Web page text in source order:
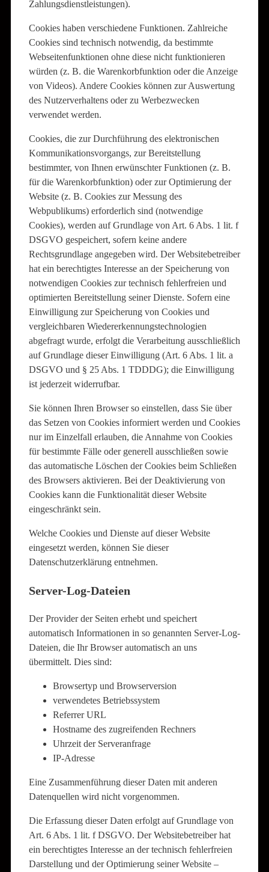
Zahlungsdienstleistungen).
Cookies haben verschiedene Funktionen. Zahlreiche
Cookies sind technisch notwendig, da bestimmte
Webseitenfunktionen ohne diese nicht funktionieren
würden (z. B. die Warenkorbfunktion oder die Anzeige
von Videos). Andere Cookies können zur Auswertung
des Nutzerverhaltens oder zu Werbezwecken
verwendet werden.
Cookies, die zur Durchführung des elektronischen
Kommunikationsvorgangs, zur Bereitstellung
bestimmter, von Ihnen erwünschter Funktionen (z. B.
für die Warenkorbfunktion) oder zur Optimierung der
Website (z. B. Cookies zur Messung des
Webpublikums) erforderlich sind (notwendige
Cookies), werden auf Grundlage von Art. 6 Abs. 1 lit. f
DSGVO gespeichert, sofern keine andere
Rechtsgrundlage angegeben wird. Der Websitebetreiber
hat ein berechtigtes Interesse an der Speicherung von
notwendigen Cookies zur technisch fehlerfreien und
optimierten Bereitstellung seiner Dienste. Sofern eine
Einwilligung zur Speicherung von Cookies und
vergleichbaren Wiedererkennungstechnologien
abgefragt wurde, erfolgt die Verarbeitung ausschließlich
auf Grundlage dieser Einwilligung (Art. 6 Abs. 1 lit. a
DSGVO und § 25 Abs. 1 TDDDG); die Einwilligung
ist jederzeit widerrufbar.
Sie können Ihren Browser so einstellen, dass Sie über
das Setzen von Cookies informiert werden und Cookies
nur im Einzelfall erlauben, die Annahme von Cookies
für bestimmte Fälle oder generell ausschließen sowie
das automatische Löschen der Cookies beim Schließen
des Browsers aktivieren. Bei der Deaktivierung von
Cookies kann die Funktionalität dieser Website
eingeschränkt sein.
Welche Cookies und Dienste auf dieser Website
eingesetzt werden, können Sie dieser
Datenschutzerklärung entnehmen.
Server-Log-Dateien
Der Provider der Seiten erhebt und speichert
automatisch Informationen in so genannten Server-Log-
Dateien, die Ihr Browser automatisch an uns
übermittelt. Dies sind:
Browsertyp und Browserversion
verwendetes Betriebssystem
Referrer URL
Hostname des zugreifenden Rechners
Uhrzeit der Serveranfrage
IP-Adresse
Eine Zusammenführung dieser Daten mit anderen
Datenquellen wird nicht vorgenommen.
Die Erfassung dieser Daten erfolgt auf Grundlage von
Art. 6 Abs. 1 lit. f DSGVO. Der Websitebetreiber hat
ein berechtigtes Interesse an der technisch fehlerfreien
Darstellung und der Optimierung seiner Website –